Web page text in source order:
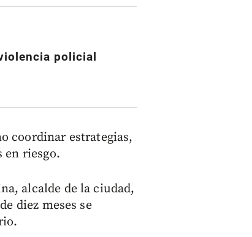
policial
coordinar estrategias,
en riesgo.
alcalde de la ciudad,
diez meses se